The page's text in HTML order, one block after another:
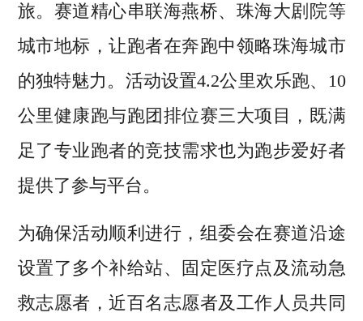
旅。赛道精心串联海燕桥、珠海大剧院等
城市地标，让跑者在奔跑中领略珠海城市
的独特魅力。活动设置4.2公里欢乐跑、10
公里健康跑与跑团排位赛三大项目，既满
足了专业跑者的竞技需求也为跑步爱好者
提供了参与平台。
为确保活动顺利进行，组委会在赛道沿途
设置了多个补给站、固定医疗点及流动急
救志愿者，近百名志愿者及工作人员共同